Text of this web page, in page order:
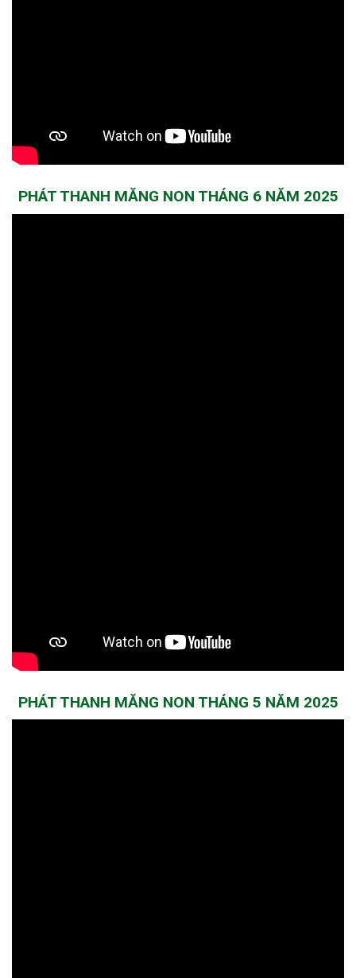
PHÁT THANH MĂNG NON THÁNG 6 NĂM 2025
PHÁT THANH MĂNG NON THÁNG 5 NĂM 2025